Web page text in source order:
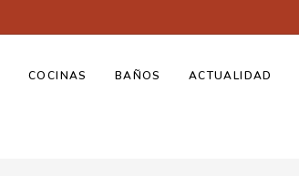
COCINAS BAÑOS ACTUALIDAD